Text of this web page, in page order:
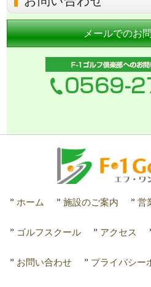
メールでのお
ホーム 施設のご案内 営
ゴルフスクール アクセス
お問い合わせ プライバシー